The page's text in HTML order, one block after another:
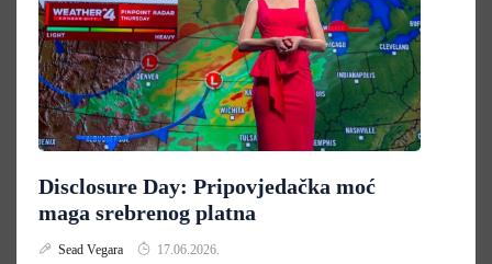
Disclosure Day: Pripovjedačka moć
maga srebrenog platna
Sead Vegara 17.06.2026.